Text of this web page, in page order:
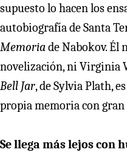
supuesto lo hacen los
autobiografía de Santa
Memoriade Nabokov. Él
novelización, ni Virginia
Bell Jar, de Sylvia Plath,
propia memoria con gran
Se llega más lejos con